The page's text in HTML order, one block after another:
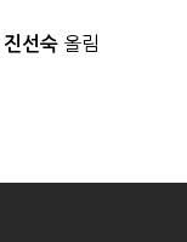
진선숙 올림